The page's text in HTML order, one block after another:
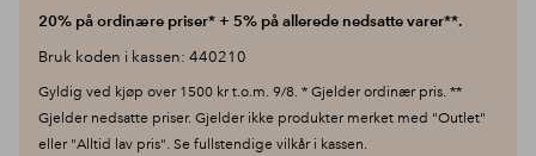
20% på ordinære priser* + 5% på allerede nedsatte varer**.
Bruk koden i kassen: 440210
Gyldig ved kjøp over 1500 kr t.o.m. 9/8. * Gjelder ordinær pris. **
Gjelder nedsatte priser. Gjelder ikke produkter merket med "Outlet"
eller "Alltid lav pris". Se fullstendige vilkår i kassen.